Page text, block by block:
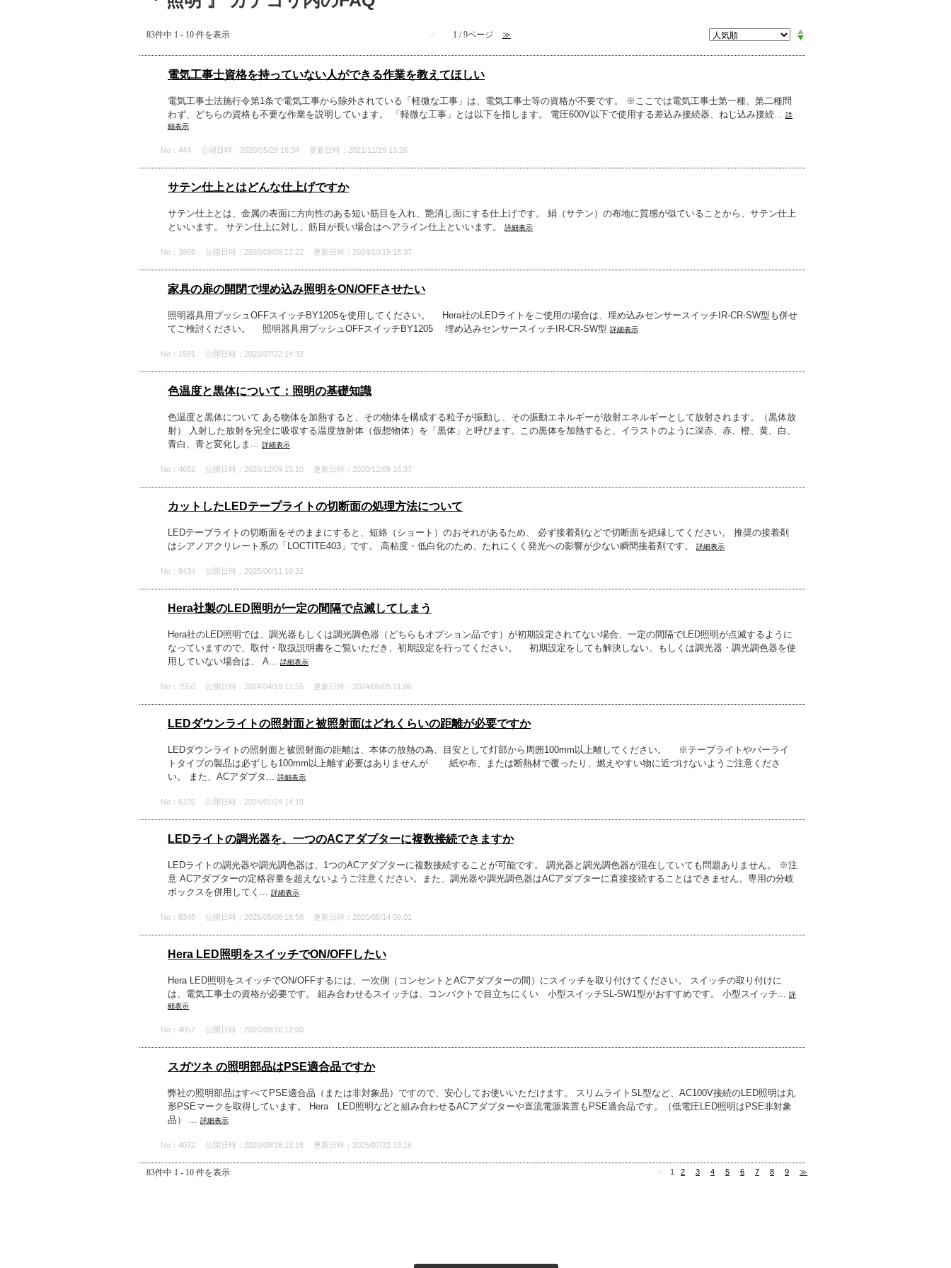
83件中 1 - 10 件を表示 ≪ 1 / 9ページ ≫
電気工事士資格を持っていない人ができる作業を教えてほしい
電気工事士法施行令第1条で電気工事から除外されている「軽微な工事」は、電気工事士等の資格が不要です。 ※ここでは電気工事士第一種、第二種問
わず、どちらの資格も不要な作業を説明しています。 「軽微な工事」とは以下を指します。 電圧600V以下で使用する差込み接続器、ねじ込み接続... 詳
細表示
No：444 公開日時：2020/05/28 16:34 更新日時：2021/11/29 13:26
サテン仕上とはどんな仕上げですか
サテン仕上とは、金属の表面に方向性のある短い筋目を入れ、艶消し面にする仕上げです。 絹（サテン）の布地に質感が似ていることから、サテン仕上
といいます。 サテン仕上に対し、筋目が長い場合はヘアライン仕上といいます。
詳細表示
No：3995 公開日時：2020/09/09 17:22 更新日時：2024/10/15 15:37
家具の扉の開閉で埋め込み照明をON/OFFさせたい
照明器具用プッシュOFFスイッチBY1205を使用してください。 Hera社のLEDライトをご使用の場合は、埋め込みセンサースイッチIR-CR-SW型も併せ
てご検討ください。 照明器具用プッシュOFFスイッチBY1205 埋め込みセンサースイッチIR-CR-SW型 詳細表示
No：1591 公開日時：2020/07/22 14:32
色温度と黒体について：照明の基礎知識
色温度と黒体について ある物体を加熱すると、その物体を構成する粒子が振動し、その振動エネルギーが放射エネルギーとして放射されます。（黒体放
射） 入射した放射を完全に吸収する温度放射体（仮想物体）を「黒体」と呼びます。この黒体を加熱すると、イラストのように深赤、赤、橙、黄、白、
青白、青と変化しま... 詳細表示
No：4662 公開日時：2020/12/09 15:10 更新日時：2020/12/09 16:37
カットしたLEDテープライトの切断面の処理方法について
LEDテープライトの切断面をそのままにすると、短絡（ショート）のおそれがあるため、 必ず接着剤などで切断面を絶縁してください。 推奨の接着剤
はシアノアクリレート系の「LOCTITE403」です。 高粘度・低白化のため、たれにくく発光への影響が少ない瞬間接着剤です。
詳細表示
No：8434 公開日時：2025/06/11 10:32
Hera社製のLED照明が一定の間隔で点滅してしまう
Hera社のLED照明では、調光器もしくは調光調色器（どちらもオプション品です）が初期設定されてない場合、一定の間隔でLED照明が点滅するように
なっていますので、取付・取扱説明書をご覧いただき、初期設定を行ってください。 初期設定をしても解決しない、もしくは調光器・調光調色器を使
用していない場合は、 A... 詳細表示
No：7550 公開日時：2024/04/19 11:55 更新日時：2024/06/05 11:06
LEDダウンライトの照射面と被照射面はどれくらいの距離が必要ですか
LEDダウンライトの照射面と被照射面の距離は、本体の放熱の為、目安として灯部から周囲100mm以上離してください。 ※テープライトやバーライ
トタイプの製品は必ずしも100mm以上離す必要はありませんが 紙や布、または断熱材で覆ったり、燃えやすい物に近づけないようご注意くださ
い。 また、ACアダプタ... 詳細表示
No：6105 公開日時：2024/01/24 14:19
LEDライトの調光器を、一つのACアダプターに複数接続できますか
LEDライトの調光器や調光調色器は、1つのACアダプターに複数接続することが可能です。 調光器と調光調色器が混在していても問題ありません。 ※注
意 ACアダプターの定格容量を超えないようご注意ください。また、調光器や調光調色器はACアダプターに直接接続することはできません。専用の分岐
ボックスを併用してく... 詳細表示
No：8345 公開日時：2025/05/08 18:58 更新日時：2025/05/14 09:01
Hera LED照明をスイッチでON/OFFしたい
Hera LED照明をスイッチでON/OFFするには、一次側（コンセントとACアダプターの間）にスイッチを取り付けてください。 スイッチの取り付けに
は、電気工事士の資格が必要です。 組み合わせるスイッチは、コンパクトで目立ちにくい 小型スイッチSL-SW1型がおすすめです。 小型スイッチ... 詳
細表示
No：4057 公開日時：2020/09/16 12:00
スガツネ の照明部品はPSE適合品ですか
弊社の照明部品はすべてPSE適合品（または非対象品）ですので、安心してお使いいただけます。 スリムライトSL型など、AC100V接続のLED照明は丸
形PSEマークを取得しています。 Hera LED照明などと組み合わせるACアダプターや直流電源装置もPSE適合品です。（低電圧LED照明はPSE非対象
品） ... 詳細表示
No：4072 公開日時：2020/09/16 13:18 更新日時：2025/07/22 19:16
83件中 1 - 10 件を表示 1 2 3 4 5 6 7 8 9 ≫